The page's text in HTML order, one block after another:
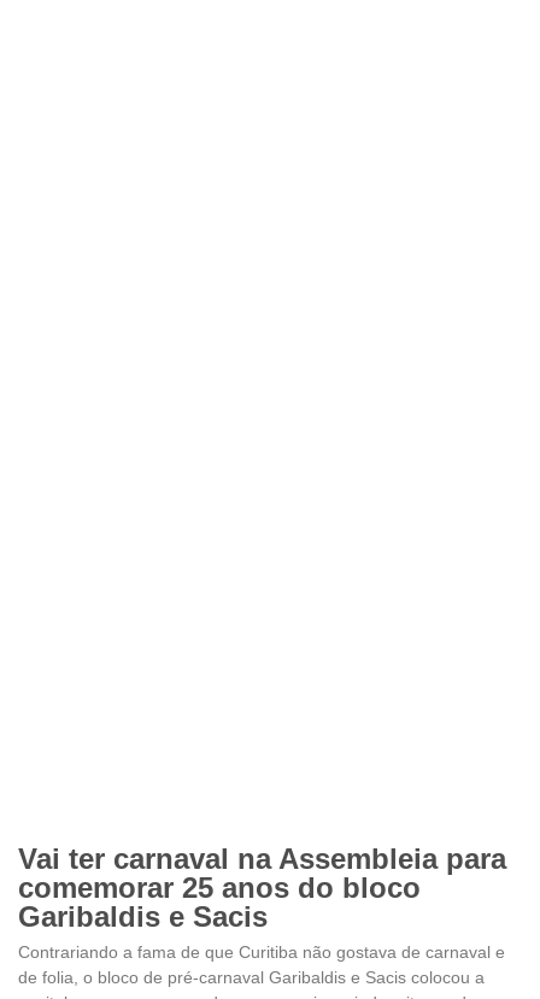
Vai ter carnaval na Assembleia para
comemorar 25 anos do bloco
Garibaldis e Sacis
Contrariando a fama de que Curitiba não gostava de carnaval e
de folia, o bloco de pré-carnaval Garibaldis e Sacis colocou a